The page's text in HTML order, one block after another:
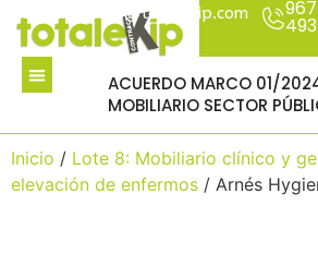
493
acuerdomarco@totalekip.com
ACUERDO MARCO 01/
MOBILIARIO SECTOR
Inicio / Lote 8: Mobiliario clínico y
elevación de enfermos / Arnés